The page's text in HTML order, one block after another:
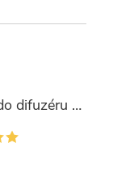
Millefiori Natural Náplň do difuzéru 250ml/Ambra & Rosa